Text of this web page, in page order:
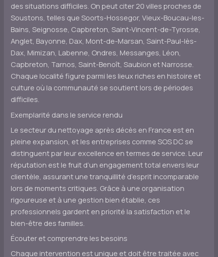
des situations difficiles. On peut citer 20 villes proches de
Soustons, telles que Soorts-Hossegor, Vieux-Boucau-les-
Bains, Seignosse, Capbreton, Saint-Vincent-de-Tyrosse,
Anglet, Bayonne, Dax, Mont-de-Marsan, Saint-Paul-lès-
Dax, Mimizan, Labenne, Ondres, Messanges, Léon,
Capbreton, Tarnos, Saint-Benoît, Saubion et Narrosse.
Chaque localité figure parmi les lieux riches en histoire et
culture où la communauté se soutient lors de périodes
difficiles.
Exemplarité dans le service rendu
Le secteur du nettoyage après décès en France est en
pleine expansion, et les entreprises comme SOS DC se
distinguent par leur excellence en termes de service. Leur
réputation est le fruit d’un engagement total envers leur
clientèle, assurant une tranquillité d’esprit incomparable
lors de moments critiques. Grâce à une organisation
rigoureuse et à une gestion bien établie, ces
professionnels gardent en priorité la satisfaction et le
bien-être des familles.
Écouter et comprendre les besoins
Chaque intervention est unique et doit être traitée avec